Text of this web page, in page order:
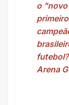
o
primeiro
Arena